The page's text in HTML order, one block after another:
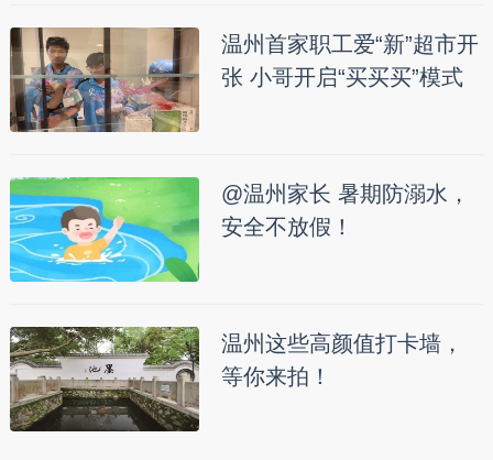
温州首家职工爱“新”超市开
张 小哥开启“买买买”模式
@温州家长 暑期防溺水，
安全不放假！
温州这些高颜值打卡墙，
等你来拍！